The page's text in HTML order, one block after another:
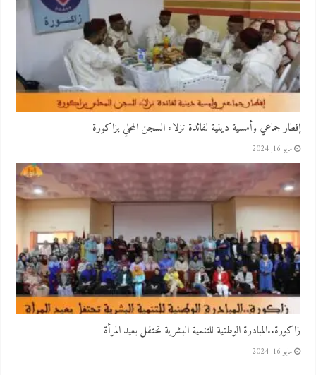
إفطار جماعي وأمسية دينية لفائدة نزلاء السجن المحلي بزاكورة
مايو 16, 2024
زاكورة..المبادرة الوطنية للتنمية البشرية تحتفل بعيد المرأة
مايو 16, 2024